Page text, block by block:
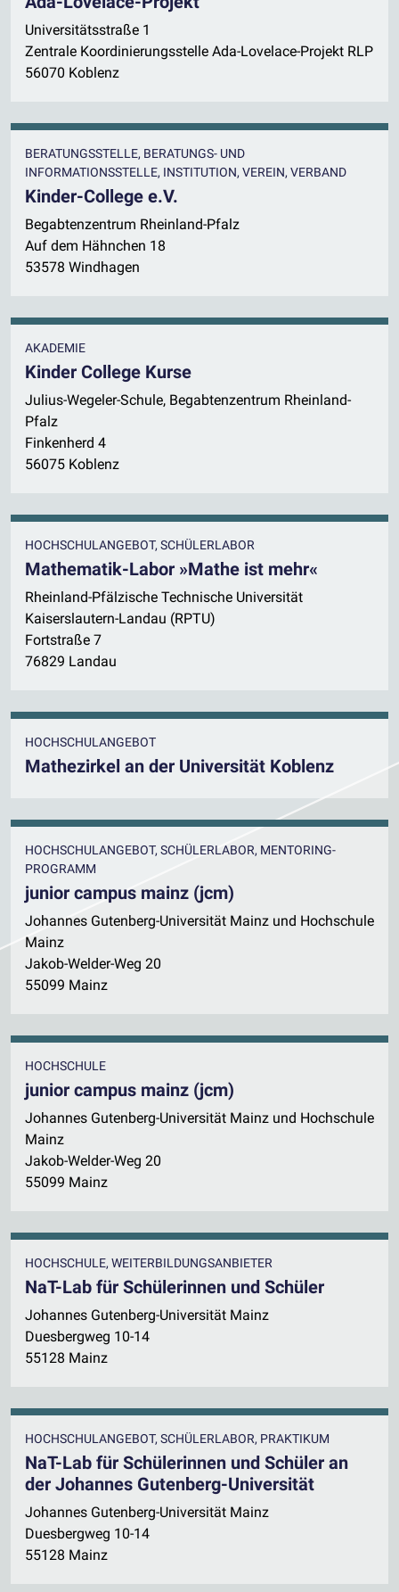
Universitätsstraße 1
Zentrale Koordinierungsstelle Ada-Lovelace-Projekt RLP
56070 Koblenz
BERATUNGSSTELLE, BERATUNGS- UND
INFORMATIONSSTELLE, INSTITUTION, VEREIN, VERBAND
Kinder-College e.V.
Begabtenzentrum Rheinland-Pfalz
Auf dem Hähnchen 18
53578 Windhagen
AKADEMIE
Kinder College Kurse
Julius-Wegeler-Schule, Begabtenzentrum Rheinland-
Pfalz
Finkenherd 4
56075 Koblenz
HOCHSCHULANGEBOT, SCHÜLERLABOR
Mathematik-Labor »Mathe ist mehr«
Rheinland-Pfälzische Technische Universität
Kaiserslautern-Landau (RPTU)
Fortstraße 7
76829 Landau
HOCHSCHULANGEBOT
Mathezirkel an der Universität Koblenz
HOCHSCHULANGEBOT, SCHÜLERLABOR, MENTORING-
PROGRAMM
junior campus mainz (jcm)
Johannes Gutenberg-Universität Mainz und Hochschule
Mainz
Jakob-Welder-Weg 20
55099 Mainz
HOCHSCHULE
junior campus mainz (jcm)
Johannes Gutenberg-Universität Mainz und Hochschule
Mainz
Jakob-Welder-Weg 20
55099 Mainz
HOCHSCHULE, WEITERBILDUNGSANBIETER
NaT-Lab für Schülerinnen und Schüler
Johannes Gutenberg-Universität Mainz
Duesbergweg 10-14
55128 Mainz
HOCHSCHULANGEBOT, SCHÜLERLABOR, PRAKTIKUM
NaT-Lab für Schülerinnen und Schüler an
der Johannes Gutenberg-Universität
Johannes Gutenberg-Universität Mainz
Duesbergweg 10-14
55128 Mainz